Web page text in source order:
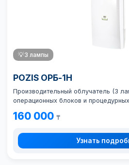
💡3 лампы
POZIS ОРБ-1Н
Производительный облучатель (3
операционных блоков и
160 000 ₸
Узнать